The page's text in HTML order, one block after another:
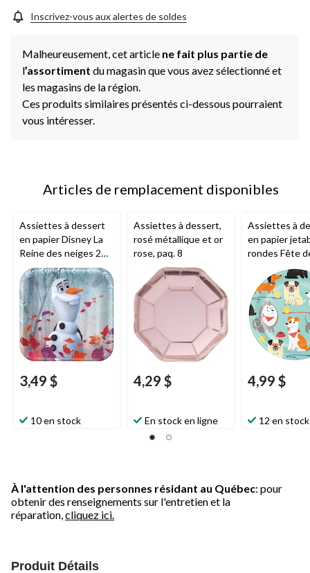
Inscrivez-vous aux alertes de soldes
Malheureusement, cet article ne fait plus partie de
l’assortiment du magasin que vous avez sélectionné et
les magasins de la région.
Ces produits similaires présentés ci-dessous pourraient
vous intéresser.
Articles de remplacement disponibles
Assiettes à dessert
en papier Disney La
Reine des neiges 2
avec Olaf, paq. 8
3,49 $
10 en stock
Assiettes à dessert,
rosé métallique et or
rose, paq. 8
4,29 $
En stock en ligne
Assiettes à
en papier
rondes Fête
multicolore, 7
8, pour fête
e
4,99 $
12 en stock
À l'attention des personnes résidant au Québec: pour
obtenir des renseignements sur l'entretien et la
réparation, cliquez ici.
Produit Détails